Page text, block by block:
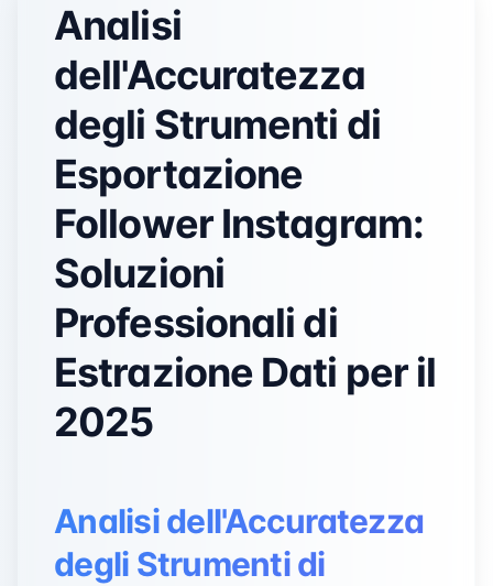
Analisi
dell'Accuratezza
degli Strumenti di
Esportazione
Follower Instagram:
Soluzioni
Professionali di
Estrazione Dati per il
2025
Analisi dell'Accuratezza
degli Strumenti di